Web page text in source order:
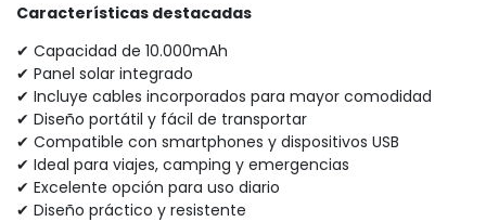
Características destacadas
✔ Capacidad de 10.000mAh
✔ Panel solar integrado
✔ Incluye cables incorporados para mayor comodidad
✔ Diseño portátil y fácil de transportar
✔ Compatible con smartphones y dispositivos USB
✔ Ideal para viajes, camping y emergencias
✔ Excelente opción para uso diario
✔ Diseño práctico y resistente